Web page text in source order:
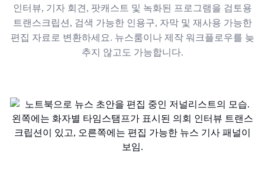
인터뷰, 기자 회견, 팟캐스트 및 녹화된 프로그램을 검토용
트랜스크립션, 검색 가능한 인용구, 자막 및 재사용 가능한
편집 자료로 변환하세요. 뉴스룸이나 제작 워크플로우를 늦
추지 않고도 가능합니다.